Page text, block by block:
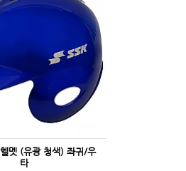
멧 (유광 청색) 좌귀/우
타